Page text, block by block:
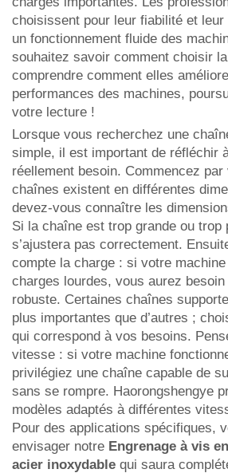
choisissent pour leur fiabilité et
un fonctionnement fluide des
souhaitez savoir comment choisir
comprendre comment elles
performances des machines,
votre lecture !
Lorsque vous recherchez une
simple, il est important de réfléchir
réellement besoin. Commencez
chaînes existent en différentes
devez-vous connaître les
Si la chaîne est trop grande ou trop
s’ajustera pas correctement.
compte la charge : si votre
charges lourdes, vous aurez besoin
robuste. Certaines chaînes
plus importantes que d’autres ;
qui correspond à vos besoins.
vitesse : si votre machine
privilégiez une chaîne capable de
sans se rompre. Haorongshengye
modèles adaptés à différentes
Pour des applications spécifiques,
envisager notre Engrenage à vis
acier inoxydable qui saura